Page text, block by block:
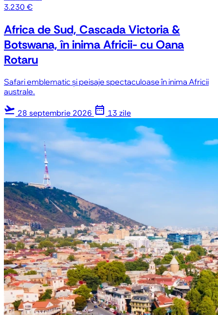
3.230 €
Africa de Sud, Cascada Victoria &
Botswana, în inima Africii- cu Oana
Rotaru
Safari emblematic și peisaje spectaculoase în inima Africii
australe.
flight_takeoff 28 septembrie 2026 date_range 13 zile